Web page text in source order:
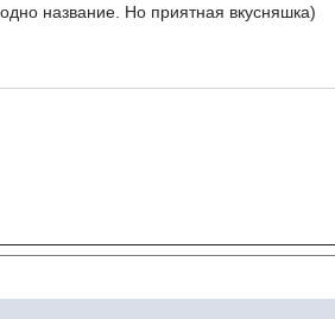
название. Но приятная вкусняшка)